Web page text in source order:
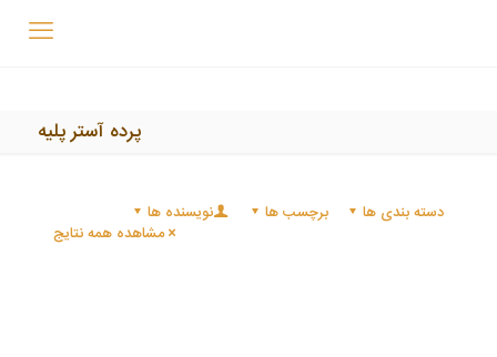
پرده آستر پلیه
دسته بندی ها برچسب ها
نویسنده ها
مشاهده همه نتایج